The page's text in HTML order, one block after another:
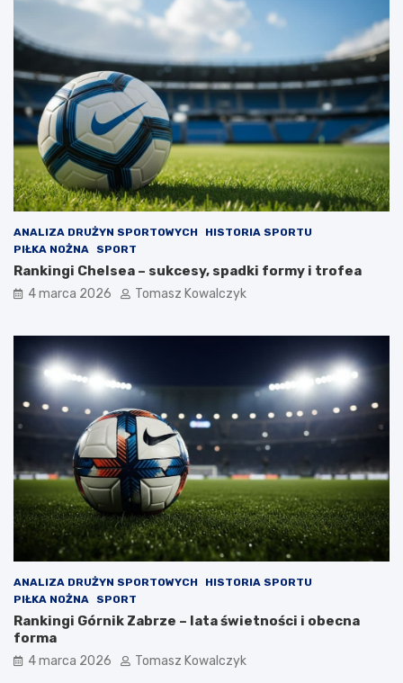
ANALIZA DRUŻYN SPORTOWYCH
HISTORIA SPORTU
PIŁKA NOŻNA
SPORT
Rankingi Chelsea – sukcesy, spadki formy i trofea
4 marca 2026 Tomasz Kowalczyk
ANALIZA DRUŻYN SPORTOWYCH
HISTORIA SPORTU
PIŁKA NOŻNA
SPORT
Rankingi Górnik Zabrze – lata świetności i obecna
forma
4 marca 2026 Tomasz Kowalczyk